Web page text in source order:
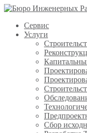
Сервис
Услуги
Сбор